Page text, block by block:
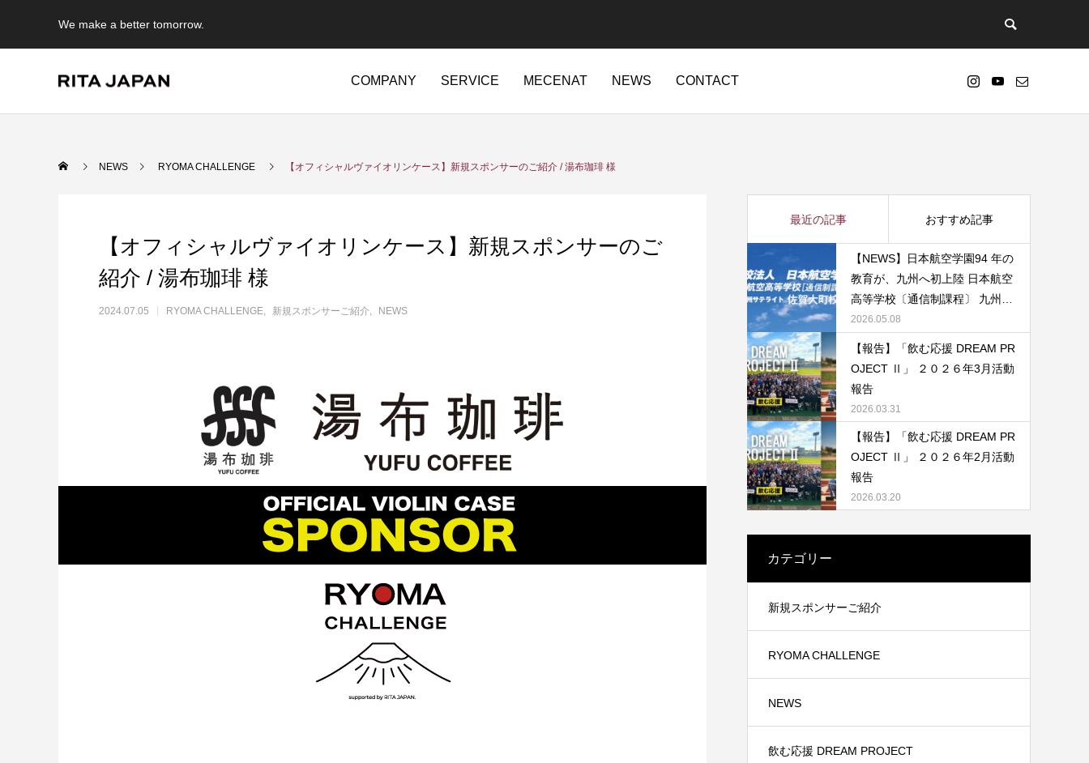
We make a better tomorrow.
COMPANY SERVICE MECENAT NEWS CONTACT
Warning
/export/sd214/www/jp/r/e/gmoserver/2/5/sd0942025/ritajapan.jp/wordpress-4.7.2-ja-jetpack-undernavicontrol/wp-
NEWS RYOMA CHALLENGE 【オフィシャルヴァイオリンケース】新規スポンサーのご紹介 / 湯布珈琲 様
【オフィシャルヴァイオリンケース】新規スポンサーのご
紹介 / 湯布珈琲 様
2024.07.05 RYOMA CHALLENGE 新規スポンサーご紹介 NEWS
最近の記事 おすすめ記事
【NEWS】日本航空学園94 年の
教育が、九州へ初上陸 日本航空
高等学校〔通信制課程〕 九州サ
テライト・佐賀大町校を開校
2026.05.08
【報告】「飲む応援 DREAM PR
OJECT Ⅱ」 ２０２６年3月活動
報告
2026.03.31
【報告】「飲む応援 DREAM PR
OJECT Ⅱ」 ２０２６年2月活動
報告
2026.03.20
カテゴリー
新規スポンサーご紹介
RYOMA CHALLENGE
NEWS
飲む応援 DREAM PROJECT